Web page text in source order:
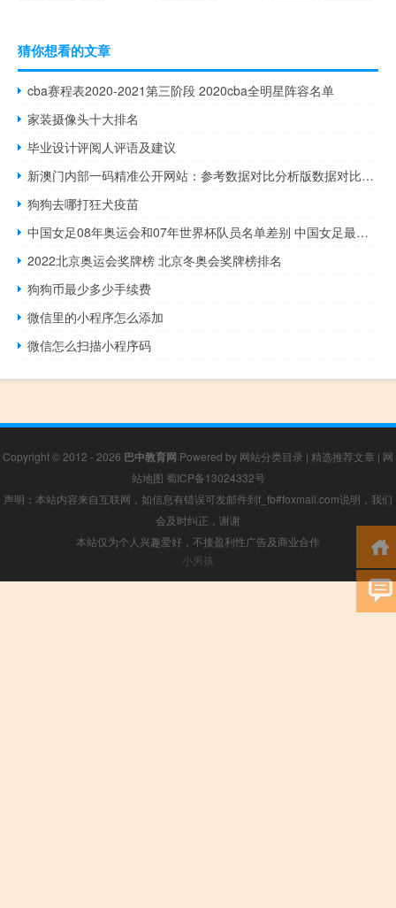
猜你想看的文章
cba赛程表2020-2021第三阶段 2020cba全明星阵容名单
家装摄像头十大排名
毕业设计评阅人评语及建议
新澳门内部一码精准公开网站：参考数据对比分析版数据对比解释落实-2208.ISO.351
狗狗去哪打狂犬疫苗
中国女足08年奥运会和07年世界杯队员名单差别 中国女足最新大名单
2022北京奥运会奖牌榜 北京冬奥会奖牌榜排名
狗狗币最少多少手续费
微信里的小程序怎么添加
微信怎么扫描小程序码
Copyright © 2012 - 2026 巴中教育网 Powered by 网站分类目录 | 精选推荐文章 | 网
站地图 蜀ICP备13024332号
声明：本站内容来自互联网，如信息有错误可发邮件到f_fb#foxmail.com说明，我们
会及时纠正，谢谢
本站仅为个人兴趣爱好，不接盈利性广告及商业合作
小男孩